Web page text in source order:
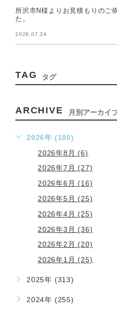
所沢市N様よりお見積もりのご
た。
2026.07.24
TAG タグ
ARCHIVE 月別アーカイ
2026年 (180)
2026年8月 (6)
2026年7月 (27)
2026年6月 (16)
2026年5月 (25)
2026年4月 (25)
2026年3月 (36)
2026年2月 (20)
2026年1月 (25)
2025年 (313)
2024年 (255)